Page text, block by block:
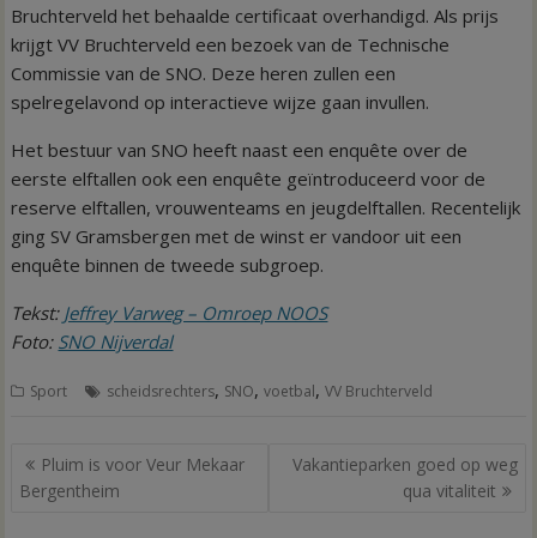
Bruchterveld het behaalde certificaat overhandigd. Als prijs
krijgt VV Bruchterveld een bezoek van de Technische
Commissie van de SNO. Deze heren zullen een
spelregelavond op interactieve wijze gaan invullen.
Het bestuur van SNO heeft naast een enquête over de
eerste elftallen ook een enquête geïntroduceerd voor de
reserve elftallen, vrouwenteams en jeugdelftallen. Recentelijk
ging SV Gramsbergen met de winst er vandoor uit een
enquête binnen de tweede subgroep.
Tekst: Jeffrey Varweg – Omroep NOOS
Foto: SNO Nijverdal
Sport scheidsrechters, SNO,voetbal,VV Bruchterveld
Bericht
navigatie
Pluim is voor Veur Mekaar
Bergentheim
Vakantieparken goed op weg
qua vitaliteit